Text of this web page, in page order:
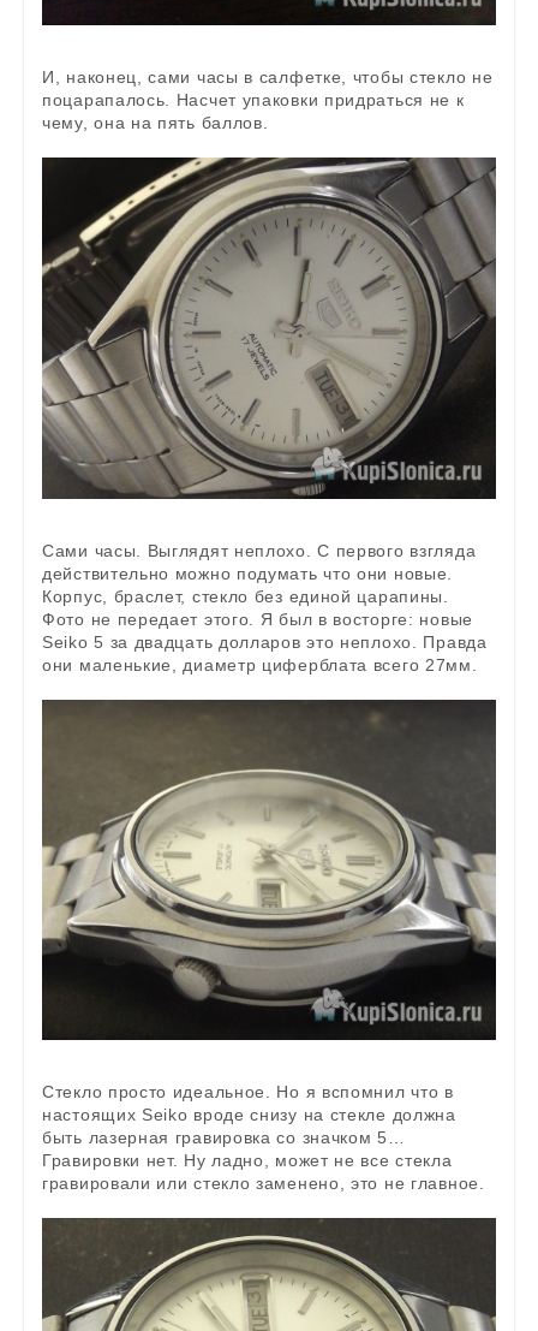
И, наконец, сами часы в салфетке, чтобы стекло не
поцарапалось. Насчет упаковки придраться не к
чему, она на пять баллов.
Сами часы. Выглядят неплохо. С первого взгляда
действительно можно подумать что они новые.
Корпус, браслет, стекло без единой царапины.
Фото не передает этого. Я был в восторге: новые
Seiko 5 за двадцать долларов это неплохо. Правда
они маленькие, диаметр циферблата всего 27мм.
Стекло просто идеальное. Но я вспомнил что в
настоящих Seiko вроде снизу на стекле должна
быть лазерная гравировка со значком 5…
Гравировки нет. Ну ладно, может не все стекла
гравировали или стекло заменено, это не главное.